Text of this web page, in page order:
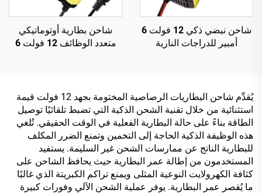
شاحن نبضي ذكي 12 فولت 6
أمبير للدراجات النارية
الولايات المتحدة/المملكة
المتحدة، إصلاح للسيارات
ببطاريات LifePO4
شاحن بطارية أوتوماتيكي
متعدد الوظائف 12 فولت 6
والسكوتر، مع شاشة LCD
وحماية OTP، كهربائي
يُقدِّم شاحن البطاريات الرصاصية المختومة بجهد 12 فولت قيمة
استثنائية من خلال تقنية الشحن الذكية التي تضبط تلقائيًا توصيل
الطاقة بناءً على حالة البطارية الفعلية في الوقت الحقيقي. تُلغي
هذه الوظيفة الذكية الحاجة إلى التخمين وتمنع الضرر المكلف
للبطارية الناتج عن ممارسات الشحن غير السليمة. يستفيد
المستخدمون من إطالة عمر البطارية حيث يحافظ الشاحن على
كثافة الكهرولايت النوعية المثلى ويمنع تراكم الكبريتة الذي غالبًا
ما يُقصر عمر البطارية. يوفر عملية الشحن الآلي وفورات كبيرة